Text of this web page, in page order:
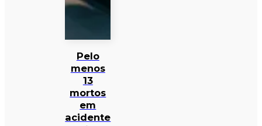
Pelo
menos
13
mortos
em
acidente